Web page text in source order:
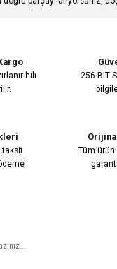
hılı
256 BIT
taksit
Tüm